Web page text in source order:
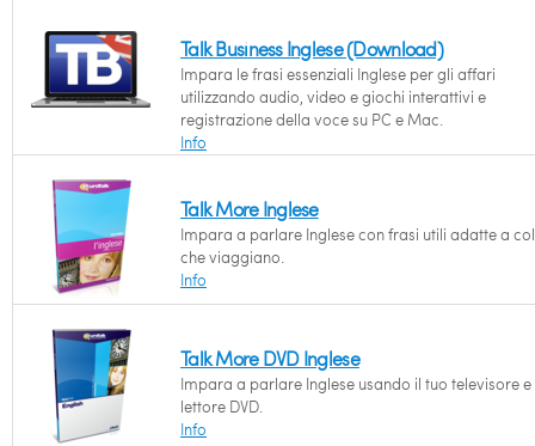
Talk Business Inglese (Download)
Impara le frasi essenziali Inglese per gli affari
utilizzando audio, video e giochi interattivi e
registrazione della voce su PC e Mac.
Info
Talk More Inglese
Impara a parlare Inglese con frasi utili adatte a
che viaggiano.
Info
Talk More DVD Inglese
Impara a parlare Inglese usando il tuo televisore e
lettore DVD.
Info